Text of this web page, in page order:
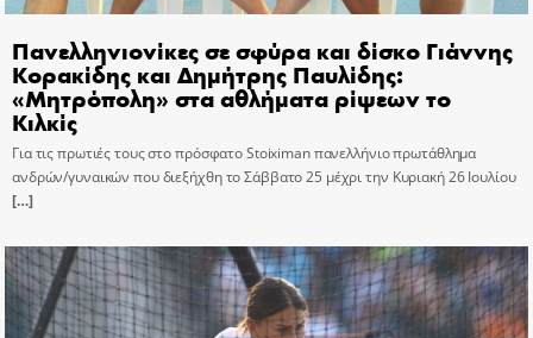
Πανελληνιονίκες σε σφύρα και δίσκο Γιάννης
Κορακίδης και Δημήτρης Παυλίδης:
«Μητρόπολη» στα αθλήματα ρίψεων το
Κιλκίς
Για τις πρωτιές τους στο πρόσφατο Stoiximan πανελλήνιο πρωτάθλημα
ανδρών/γυναικών που διεξήχθη το Σάββατο 25 μέχρι την Κυριακή 26 Ιουλίου
[…]